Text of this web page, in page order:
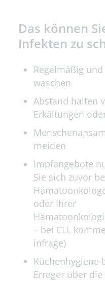
Das können
Infekten zu
Regelmäßig
waschen
Abstand halten
Erkältungen
meiden
Impfangebote
Sie sich zuvor
oder Ihrer
– bei CLL
infrage)
Küchenhygiene
Erreger über